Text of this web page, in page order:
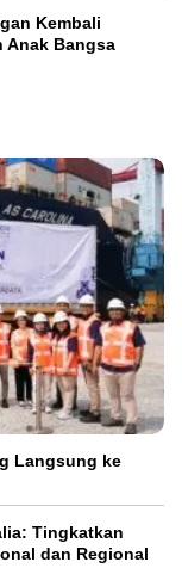
Kembali
Anak Bangsa
Langsung ke
Tingkatkan
dan Regional